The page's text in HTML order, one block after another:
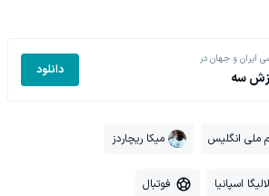
ایران و جهان در
سه دانلود
ملی انگلیس میکا ریچاردز
لالیگا اسپانیا فوتبال